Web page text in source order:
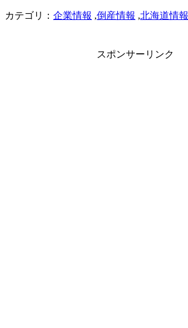
カテゴリ： 企業情報 ,倒産情報 ,北海道情報
スポンサーリンク